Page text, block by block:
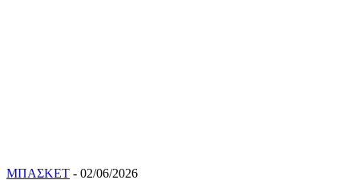
ΜΠΑΣΚΕΤ - 02/06/2026